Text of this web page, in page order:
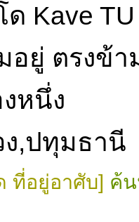
Kave
อยู่ ตรงข้า
หนึ่ง
,ปทุมธานี
ที่อยู่อาศับ] ค้